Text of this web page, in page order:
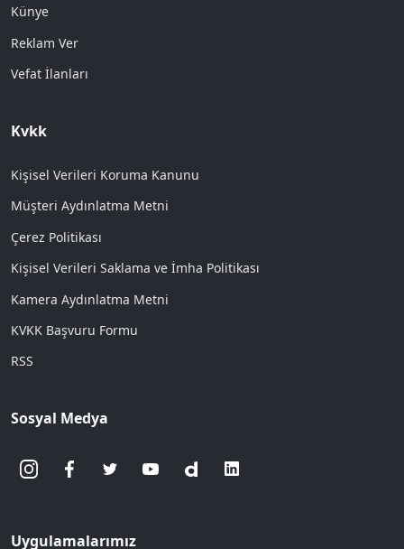
Künye
Reklam Ver
Vefat İlanları
Kvkk
Kişisel Verileri Koruma Kanunu
Müşteri Aydınlatma Metni
Çerez Politikası
Kişisel Verileri Saklama ve İmha Politikası
Kamera Aydınlatma Metni
KVKK Başvuru Formu
RSS
Sosyal Medya
Uygulamalarımız